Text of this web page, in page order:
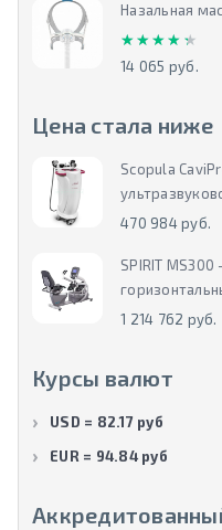
Назальная
★★★★★
★★★★★
14 065 руб.
Цена стала ниже
Scopula
470 984 руб.
SPIRIT
1 214 762 руб.
Курсы валют
USD = 82.17 руб
EUR = 94.84 руб